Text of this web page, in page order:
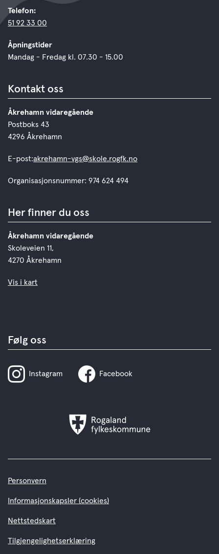
Telefon:
51 92 33 00
Åpningstider
Mandag - Fredag kl. 07.30 - 15.00
Kontakt oss
Åkrehamn vidaregående
Postboks 43
4296 Åkrehamn
E-post:akrehamn-vgs@skole.rogfk.no
Organisasjonsnummer: 974 624 494
Her finner du oss
Åkrehamn vidaregående
Skoleveien 11,
4270 Åkrehamn
Vis i kart
Følg oss
Instagram Facebook
Rogaland
fylkeskommune
Personvern
Informasjonskapsler (cookies)
Nettstedskart
Tilgjengelighetserklæring